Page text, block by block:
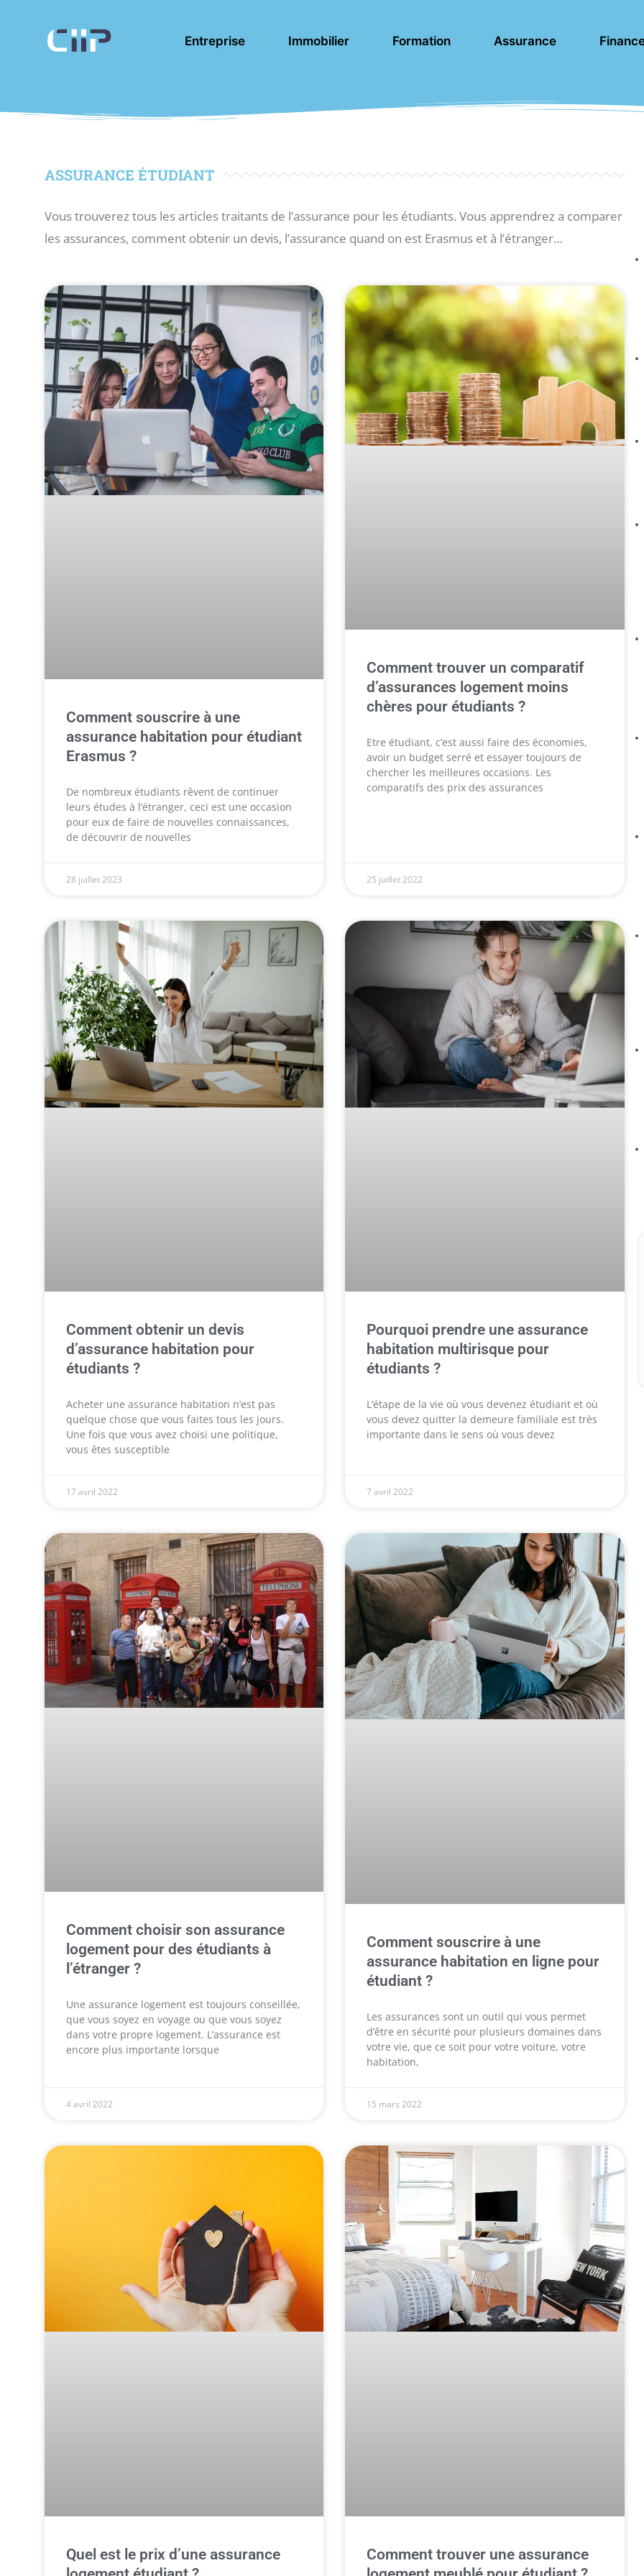
Entreprise Immobilier Formation Assurance
ASSURANCE ÉTUDIANT
Vous trouverez tous les articles traitants de l’assurance pour les étudiants. Vous apprendrez a comparer
les assurances, comment obtenir un devis, l’assurance quand on est Erasmus et à l’étranger…
Comment souscrire à une
assurance habitation pour étudiant
Erasmus ?
De nombreux étudiants rêvent de continuer
leurs études à l’étranger, ceci est une occasion
pour eux de faire de nouvelles connaissances,
de découvrir de nouvelles
28 juillet 2023
Comment trouver un comparatif
d’assurances logement moins
chères pour étudiants ?
Etre étudiant, c’est aussi faire des économies,
avoir un budget serré et essayer toujours de
chercher les meilleures occasions. Les
comparatifs des prix des assurances
25 juillet 2022
Comment obtenir un devis
d’assurance habitation pour
étudiants ?
Acheter une assurance habitation n’est pas
quelque chose que vous faites tous les jours.
Une fois que vous avez choisi une politique,
vous êtes susceptible
17 avril 2022
Pourquoi prendre une assurance
habitation multirisque pour
étudiants ?
L’étape de la vie où vous devenez étudiant et où
vous devez quitter la demeure familiale est très
importante dans le sens où vous devez
7 avril 2022
Comment choisir son assurance
logement pour des étudiants à
l’étranger ?
Une assurance logement est toujours conseillée,
que vous soyez en voyage ou que vous soyez
dans votre propre logement. L’assurance est
encore plus importante lorsque
4 avril 2022
Comment souscrire à une
assurance habitation en ligne pour
étudiant ?
Les assurances sont un outil qui vous permet
d’être en sécurité pour plusieurs domaines dans
votre vie, que ce soit pour votre voiture, votre
habitation,
15 mars 2022
Quel est le prix d’une assurance
Comment trouver une assurance